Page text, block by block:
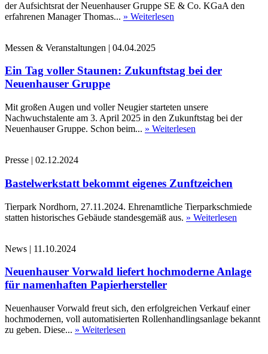
der Aufsichtsrat der Neuenhauser Gruppe SE & Co. KGaA den
erfahrenen Manager Thomas... » Weiterlesen
Messen & Veranstaltungen | 04.04.2025
Ein Tag voller Staunen: Zukunftstag bei der
Neuenhauser Gruppe
Mit großen Augen und voller Neugier starteten unsere
Nachwuchstalente am 3. April 2025 in den Zukunftstag bei der
Neuenhauser Gruppe. Schon beim... » Weiterlesen
Presse | 02.12.2024
Bastelwerkstatt bekommt eigenes Zunftzeichen
Tierpark Nordhorn, 27.11.2024. Ehrenamtliche Tierparkschmiede
statten historisches Gebäude standesgemäß aus. » Weiterlesen
News | 11.10.2024
Neuenhauser Vorwald liefert hochmoderne Anlage
für namenhaften Papierhersteller
Neuenhauser Vorwald freut sich, den erfolgreichen Verkauf einer
hochmodernen, voll automatisierten Rollenhandlingsanlage bekannt
zu geben. Diese... » Weiterlesen